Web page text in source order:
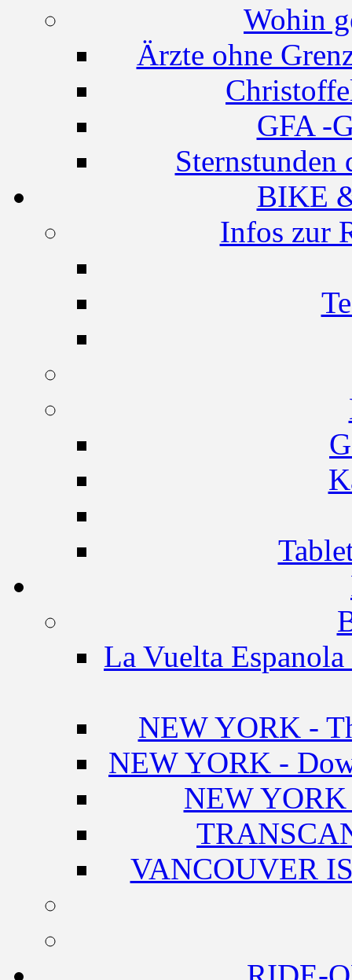
Wohin
Ärzte ohne
GFA -
Sternstunden
BIKE
Infos zur
La Vuelta
NEW YORK -
NEW YORK -
NEW
VANCOUVER